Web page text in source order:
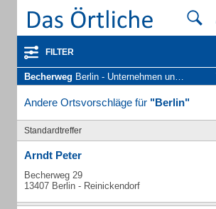
FILTER
Becherweg Berlin - Unternehmen und Personen
Andere Ortsvorschläge für "Berlin"
Standardtreffer
Arndt Peter
Becherweg 29
13407 Berlin - Reinickendorf